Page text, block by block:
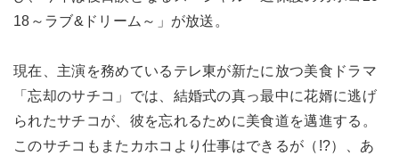
18～ラブ&ドリーム～」が放送。
現在、主演を務めているテレ東が新たに放つ美食ドラマ
「忘却のサチコ」では、結婚式の真っ最中に花婿に逃げ
られたサチコが、彼を忘れるために美食道を邁進する。
このサチコもまたカホコより仕事はできるが（!?）、あ